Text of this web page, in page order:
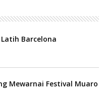
Barcelona
Mewarnai Festival Muaro